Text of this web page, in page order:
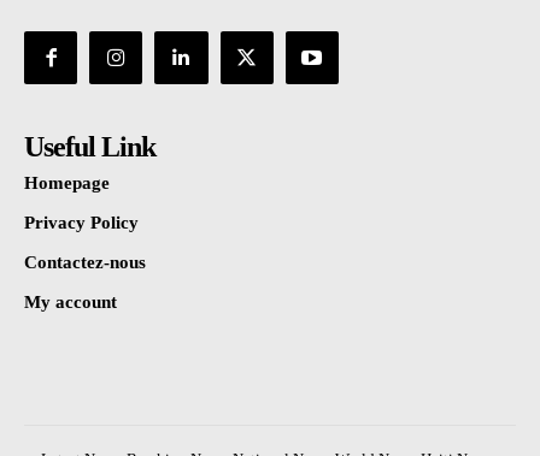
Useful Link
Homepage
Privacy Policy
Contactez-nous
My account